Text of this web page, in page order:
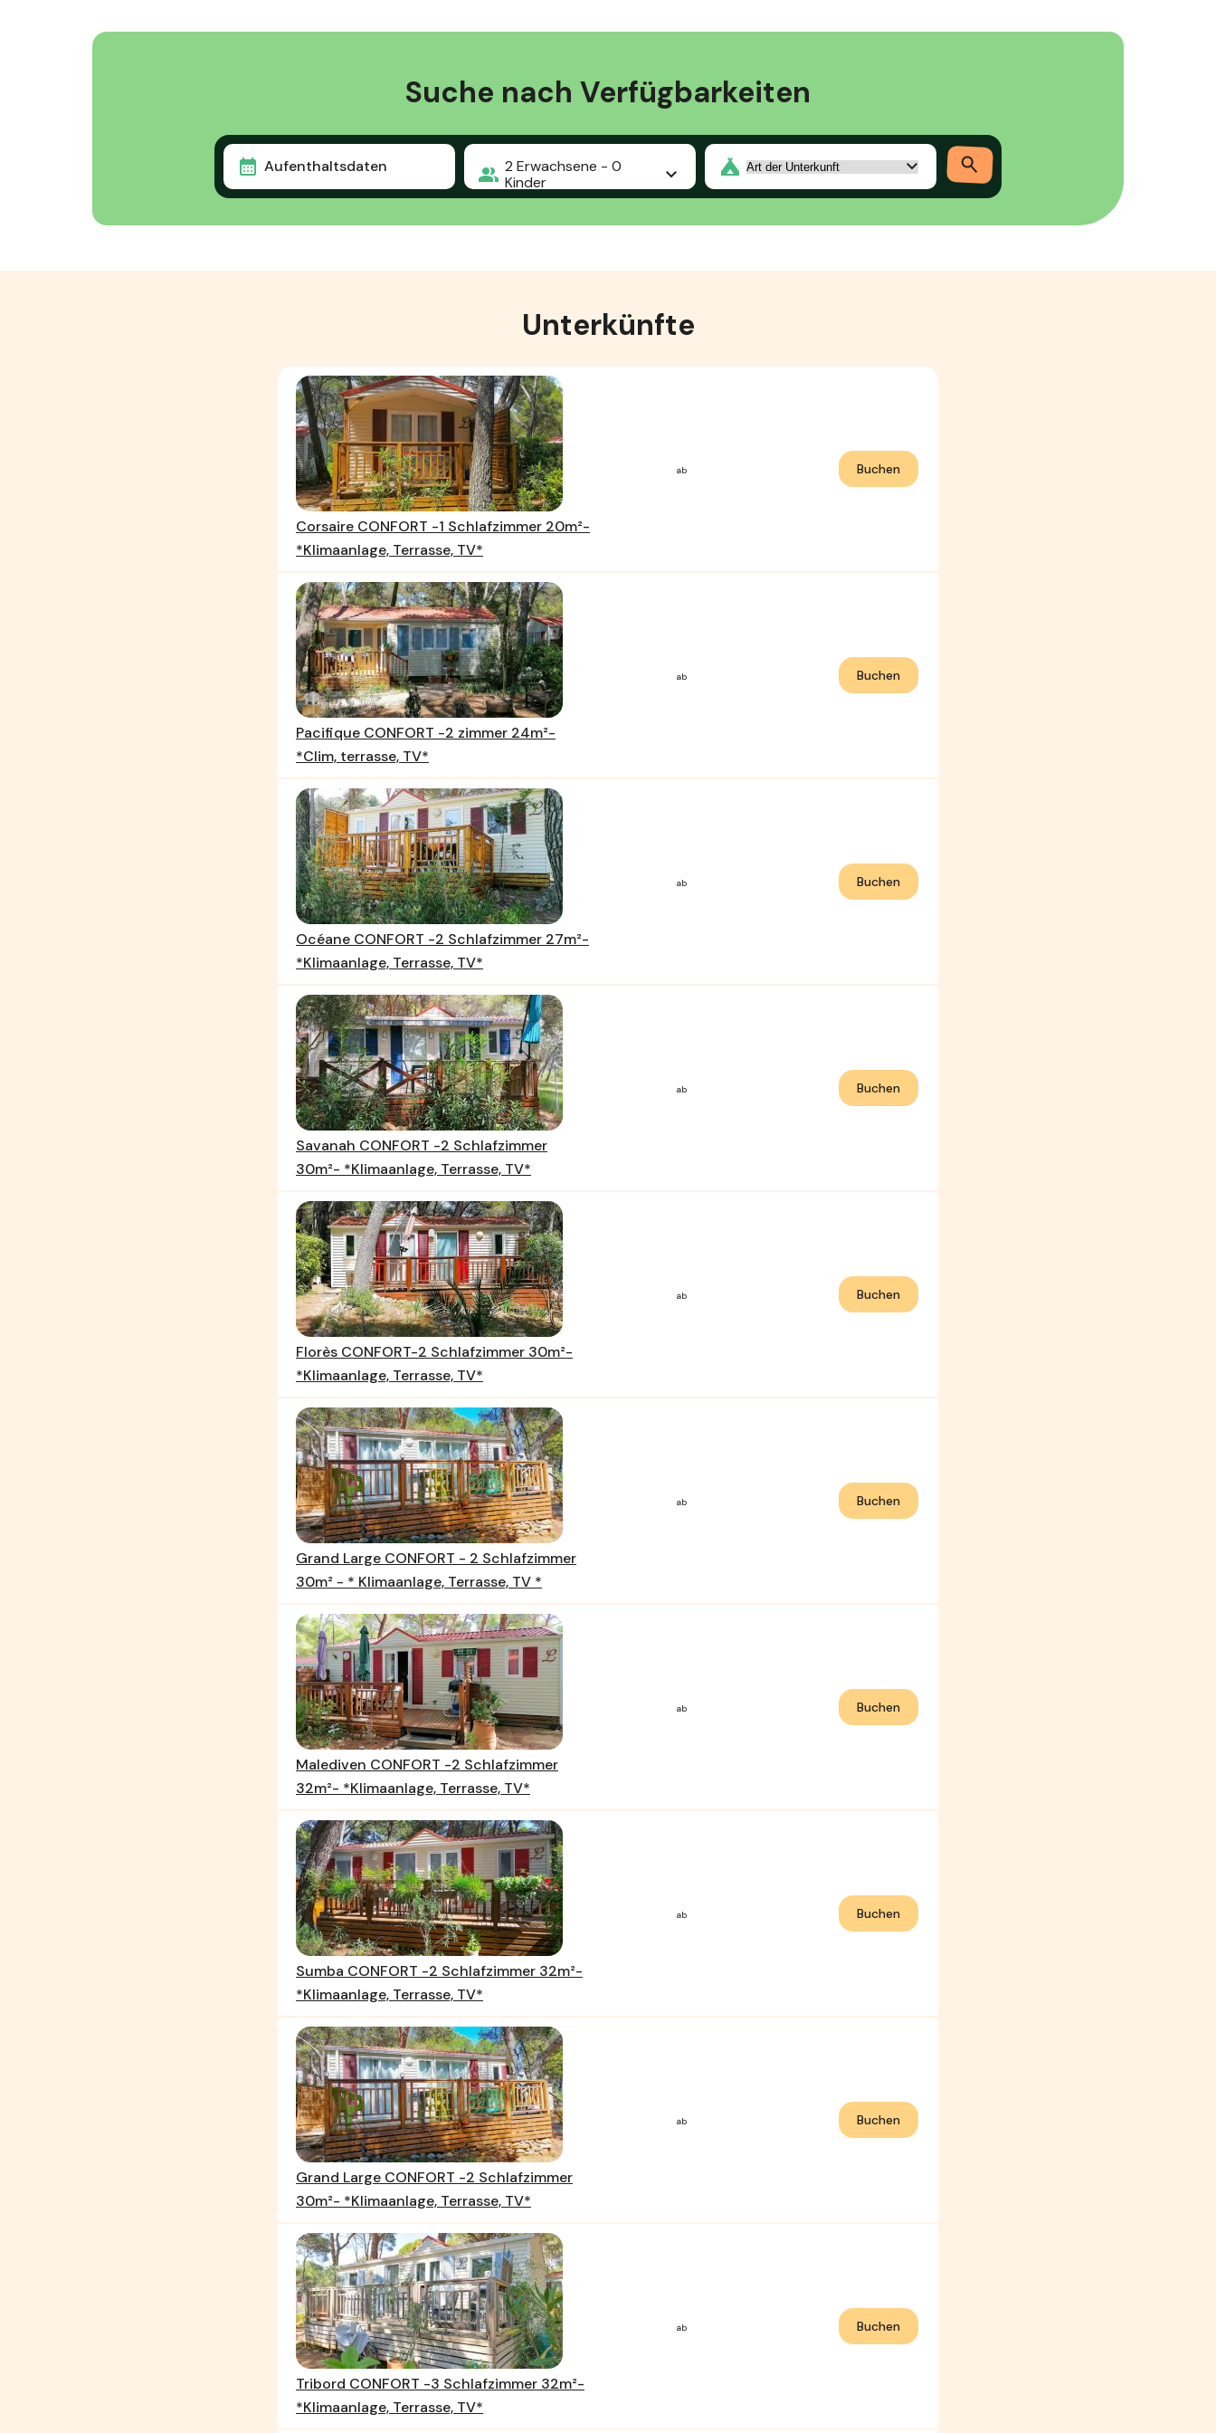
Suche nach Verfügbarkeiten
Aufenthaltsdaten 2 Erwachsene - 0
Kinder
Unterkünfte
Corsaire CONFORT -1 Schlafzimmer 20m²-
*Klimaanlage, Terrasse, TV*
ab Buchen
Pacifique CONFORT -2 zimmer 24m²-
*Clim, terrasse, TV*
ab Buchen
Océane CONFORT -2 Schlafzimmer 27m²-
*Klimaanlage, Terrasse, TV*
ab Buchen
Savanah CONFORT -2 Schlafzimmer
30m²- *Klimaanlage, Terrasse, TV*
ab Buchen
Florès CONFORT-2 Schlafzimmer 30m²-
*Klimaanlage, Terrasse, TV*
ab Buchen
Grand Large CONFORT - 2 Schlafzimmer
30m² - * Klimaanlage, Terrasse, TV *
ab Buchen
Malediven CONFORT -2 Schlafzimmer
32m²- *Klimaanlage, Terrasse, TV*
ab Buchen
Sumba CONFORT -2 Schlafzimmer 32m²-
*Klimaanlage, Terrasse, TV*
ab Buchen
Grand Large CONFORT -2 Schlafzimmer
30m²- *Klimaanlage, Terrasse, TV*
ab Buchen
Tribord CONFORT -3 Schlafzimmer 32m²-
*Klimaanlage, Terrasse, TV*
ab Buchen